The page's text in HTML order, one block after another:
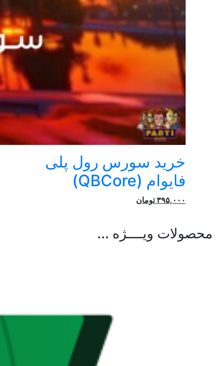
خرید سورس رول پلی
فایوام (QBCore)
۳۹۵,۰۰۰ تومان
محصولات ویــــژه ...